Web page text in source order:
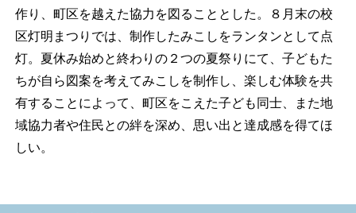
作り、町区を越えた協力を図ることとした。８月末の校
区灯明まつりでは、制作したみこしをランタンとして点
灯。夏休み始めと終わりの２つの夏祭りにて、子どもた
ちが自ら図案を考えてみこしを制作し、楽しむ体験を共
有することによって、町区をこえた子ども同士、また地
域協力者や住民との絆を深め、思い出と達成感を得てほ
しい。